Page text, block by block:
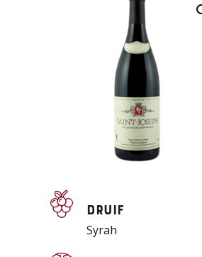
Druif
Syrah